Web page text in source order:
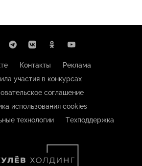
Контакты
Реклама
участия в конкурсах
соглашение
использования cookies
технологии
Техподдержка